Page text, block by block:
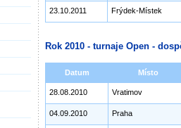
23.10.2011 Frýdek-Místek
Rok 2010 - turnaje Open -
Datum Místo
28.08.2010 Vratimov
04.09.2010 Praha